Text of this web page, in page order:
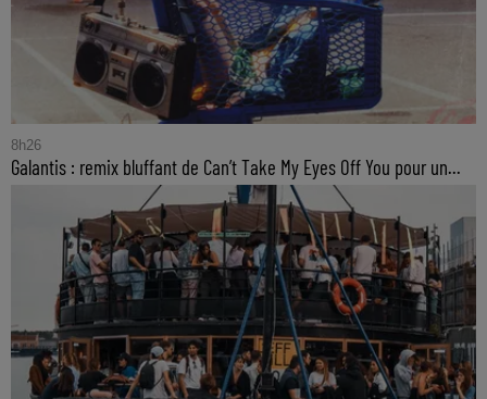
8h26
Galantis : remix bluffant de Can’t Take My Eyes Off You pour un...